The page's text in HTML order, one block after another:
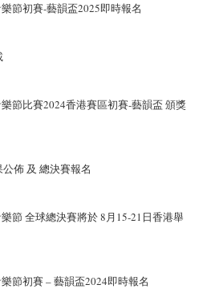
節初賽-藝韻盃2025即時報名
節比賽2024香港賽區初賽-藝韻盃 頒獎
佈 及 總決賽報名
節 全球總決賽將於 8月15-21日香港舉
節初賽 – 藝韻盃2024即時報名